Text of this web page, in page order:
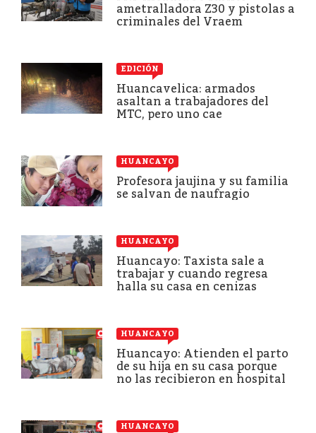
ametralladora Z30 y pistolas a
criminales del Vraem
EDICIÓN
Huancavelica: armados
asaltan a trabajadores del
MTC, pero uno cae
HUANCAYO
Profesora jaujina y su familia
se salvan de naufragio
HUANCAYO
Huancayo: Taxista sale a
trabajar y cuando regresa
halla su casa en cenizas
HUANCAYO
Huancayo: Atienden el parto
de su hija en su casa porque
no las recibieron en hospital
HUANCAYO